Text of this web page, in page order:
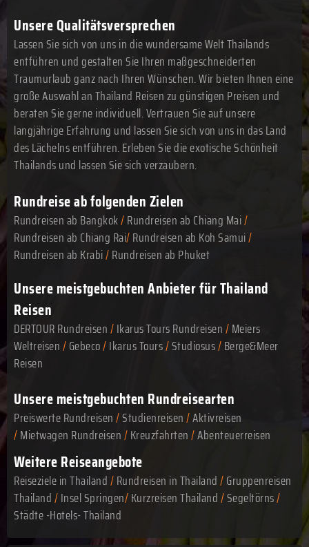
Unsere Qualitätsversprechen
Lassen Sie sich von uns in die wundersame Welt Thailands
entführen und gestalten Sie Ihren maßgeschneiderten
Traumurlaub ganz nach Ihren Wünschen. Wir bieten Ihnen eine
große Auswahl an Thailand Reisen zu günstigen Preisen und
beraten Sie gerne individuell. Vertrauen Sie auf unsere
langjährige Erfahrung und lassen Sie sich von uns in das Land
des Lächelns entführen. Erleben Sie die exotische Schönheit
Thailands und lassen Sie sich verzaubern.
Rundreise ab folgenden Zielen
Rundreisen ab Bangkok/Rundreisen ab Chiang Mai/
Rundreisen ab Chiang Rai/Rundreisen ab Koh Samui/
Rundreisen ab Krabi/Rundreisen ab Phuket
Unsere meistgebuchten Anbieter für Thailand
Reisen
DERTOUR Rundreisen/Ikarus Tours Rundreisen/Meiers
Weltreisen/Gebeco/Ikarus Tours/Studiosus/Berge&Meer
Reisen
Unsere meistgebuchten Rundreisearten
Preiswerte Rundreisen/Studienreisen/Aktivreisen
/Mietwagen Rundreisen/Kreuzfahrten/Abenteuerreisen
Weitere Reiseangebote
Reiseziele in Thailand/Rundreisen in Thailand/Gruppenreisen
Thailand/Insel Springen/Kurzreisen Thailand/Segeltörns/
Städte -Hotels- Thailand